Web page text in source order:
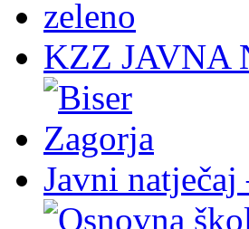
KZZ JAVNA
Javni natječaj